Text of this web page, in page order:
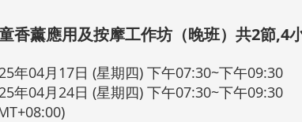
香薰應用及按摩工作坊（晚班）共2節,4
年04月17日 (星期四) 下午07:30~下午09:30
年04月24日 (星期四) 下午07:30~下午09:30